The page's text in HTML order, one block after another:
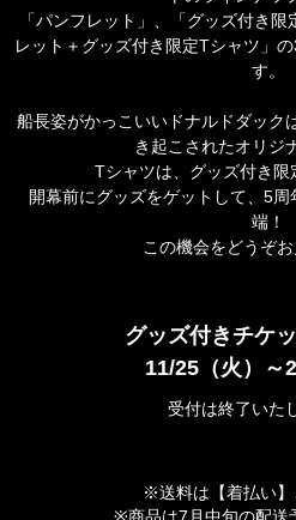
「パンフレット」、「グッズ付き
レット＋グッズ付き限定Tシャツ」
す。
船長姿がかっこいいドナルドダック
き起こされたオリジ
Tシャツは、グッズ付き限
開幕前にグッズをゲットして、5
端！
この機会をどうぞお
グッズ付きチケ
11/25（火）～
受付は終了いた
※送料は【着払い】